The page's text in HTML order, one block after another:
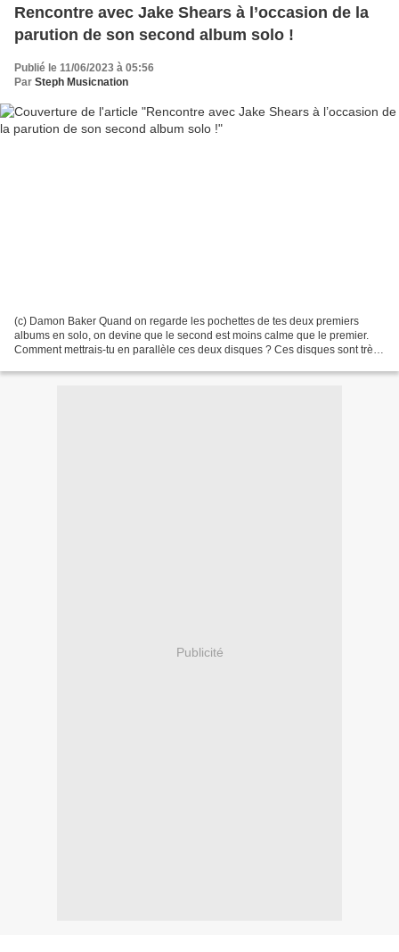
Rencontre avec Jake Shears à l’occasion de la
parution de son second album solo !
Publié le 11/06/2023 à 05:56
Par Steph Musicnation
(c) Damon Baker Quand on regarde les pochettes de tes deux premiers
albums en solo, on devine que le second est moins calme que le premier.
Comment mettrais-tu en parallèle ces deux disques ? Ces disques sont très
Publicité